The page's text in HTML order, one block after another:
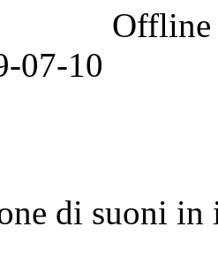
Offline
07-10
di suoni in